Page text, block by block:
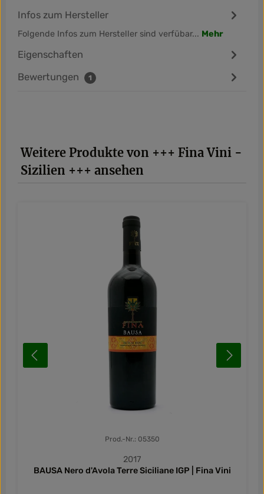
Infos zum Hersteller
Folgende Infos zum Hersteller sind verfübar... Mehr
Eigenschaften
Bewertungen
1
Produktgalerie überspringen
Weitere Produkte von +++ Fina Vini -
Sizilien +++ ansehen
Prod.-Nr.: 05350
2017
BAUSA Nero d'Avola Terre Siciliane IGP | Fina Vini